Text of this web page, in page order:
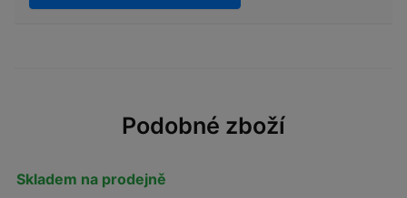
Podobné zboží
Skladem na prodejně